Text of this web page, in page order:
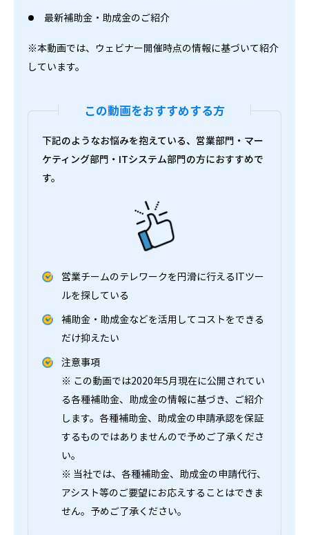
最新補助金・助成金のご紹介
※本動画では、ウェビナー開催時点の情報に基づいて紹介
しています。
この動画をおすすめする方
下記のようなお悩みを抱えている、営業部門・マー
ケティング部門・ITシステム部門の方におすすめで
す。
営業チームのテレワークを円滑に行えるITツー
ルを探している
補助金・助成金などを活用してコストをできる
だけ抑えたい
注意事項
※ この動画では2020年5月現在に公開されてい
る各種補助金、助成金の情報に基づき、ご紹介
します。各種補助金、助成金の申請承認を保証
するものではありませんので予めご了承くださ
い。
※ 当社では、各種補助金、助成金の申請代行、
アシスト等のご要望にお応えすることはできま
せん。予めご了承ください。